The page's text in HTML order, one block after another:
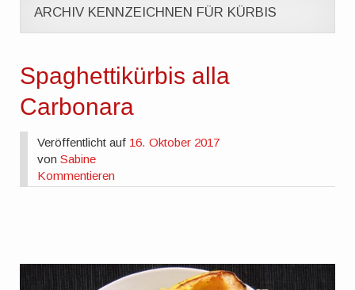
ARCHIV KENNZEICHNEN FÜR KÜRBIS
Spaghettikürbis alla
Carbonara
Veröffentlicht auf 16. Oktober 2017
vonSabine
Kommentieren